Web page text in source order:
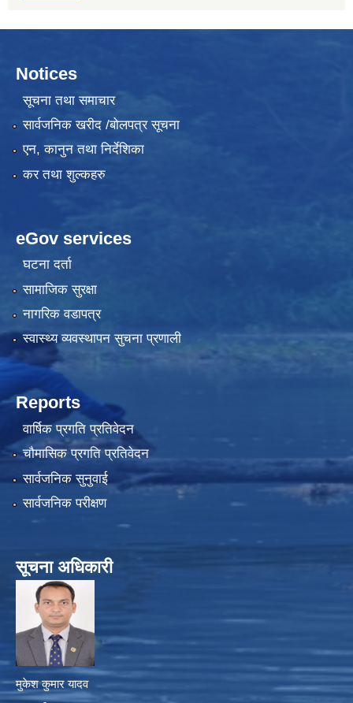
Notices
सूचना तथा समाचार
सार्वजनिक खरीद /बोलपत्र सूचना
एन, कानुन तथा निर्देशिका
कर तथा शुल्कहरु
eGov services
घटना दर्ता
सामाजिक सुरक्षा
नागरिक वडापत्र
स्वास्थ्य व्यवस्थापन सुचना प्रणाली
Reports
वार्षिक प्रगति प्रतिवेदन
चौमासिक प्रगति प्रतिवेदन
सार्वजनिक सुनुवाई
सार्वजनिक परीक्षण
सूचना अधिकारी
मुकेश कुमार यादव